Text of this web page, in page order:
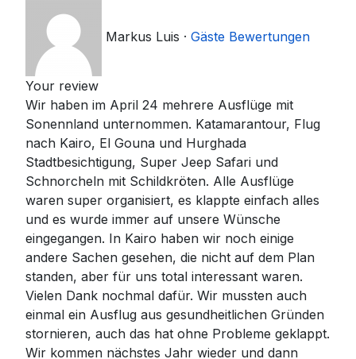
Markus Luis · Gäste Bewertungen
Your review
Wir haben im April 24 mehrere Ausflüge mit
Sonennland unternommen. Katamarantour, Flug
nach Kairo, El Gouna und Hurghada
Stadtbesichtigung, Super Jeep Safari und
Schnorcheln mit Schildkröten. Alle Ausflüge
waren super organisiert, es klappte einfach alles
und es wurde immer auf unsere Wünsche
eingegangen. In Kairo haben wir noch einige
andere Sachen gesehen, die nicht auf dem Plan
standen, aber für uns total interessant waren.
Vielen Dank nochmal dafür. Wir mussten auch
einmal ein Ausflug aus gesundheitlichen Gründen
stornieren, auch das hat ohne Probleme geklappt.
Wir kommen nächstes Jahr wieder und dann